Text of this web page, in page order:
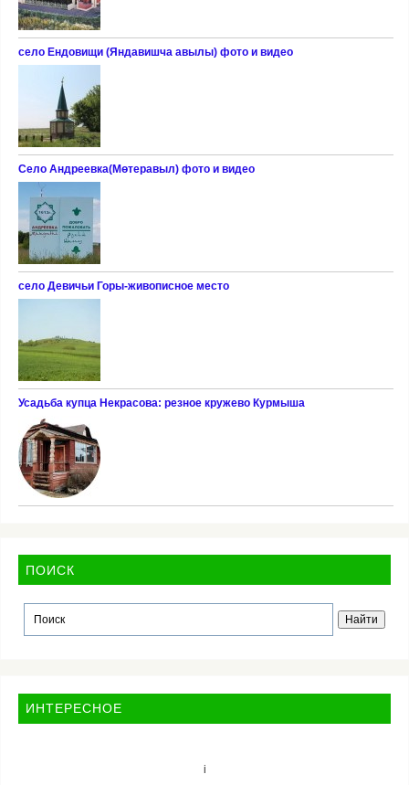
село Ендовищи (Яндавишча авылы) фото и видео
Село Андреевка(Мөтеравыл) фото и видео
село Девичьи Горы-живописное место
Усадьба купца Некрасова: резное кружево Курмыша
ПОИСК
ИНТЕРЕСНОЕ
i